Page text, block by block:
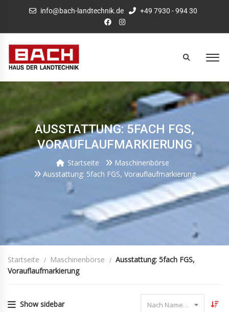
info@bach-landtechnik.de +49 7930 - 994 30
AUSSTATTUNG: 5FACH FGS,
VORAUFLAUFMARKIERUNG
Startseite
Maschinenbörse
Ausstattung: 5fach FGS, Vorauflaufmarkierung
Startseite Maschinenbörse
Ausstattung: 5fach FGS,
Vorauflaufmarkierung
Show sidebar Nach Name sortieren